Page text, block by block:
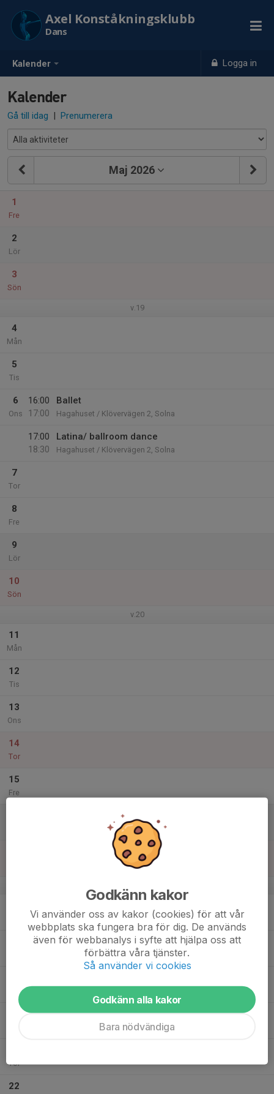
Kalender Logga in
Axel Konståkningsklubb
Dans
Kalender
Gå till idag | Prenumerera
Maj 2026
1
Fre
2
Lör
3
Sön
v.19
4
Mån
5
Tis
6
Ons
16:00
17:00
Ballet
Hagahuset / Klövervägen 2, Solna
17:00
18:30
Latina/ ballroom dance
Hagahuset / Klövervägen 2, Solna
7
Tor
8
Fre
9
Lör
10
Sön
v.20
11
Mån
12
Tis
13
Ons
14
Tor
15
Fre
Ons
17:00
17:00
Latina/ ballroom dance
Hagahuset / Klövervägen 2, Solna
Tor
22
Godkänn kakor
Vi använder oss av kakor (cookies) för att vår
webbplats ska fungera bra för dig. De används
även för webbanalys i syfte att hjälpa oss att
förbättra våra tjänster.
Så använder vi cookies
Godkänn alla kakor
Bara nödvändiga